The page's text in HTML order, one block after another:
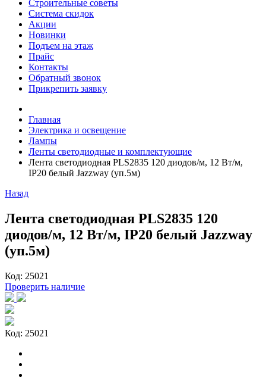
Строительные советы
Система скидок
Акции
Новинки
Подъем на этаж
Прайс
Контакты
Обратный звонок
Прикрепить заявку
Главная
Электрика и освещение
Лампы
Ленты светодиодные и комплектующие
Лента светодиодная PLS2835 120 диодов/м, 12 Вт/м,
IP20 белый Jazzway (уп.5м)
Назад
Лента светодиодная PLS2835 120
диодов/м, 12 Вт/м, IP20 белый Jazzway
(уп.5м)
Код: 25021
Проверить наличие
Код: 25021